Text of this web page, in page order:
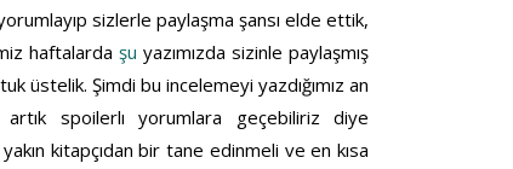
sizlerle paylaşma şansı elde ettik,
haftalardaşu yazımızda sizinle paylaşmış
üstelik. Şimdi bu incelemeyi yazdığımız an
spoilerlı yorumlara geçebiliriz diye
kitapçıdan bir tane edinmeli ve en kısa